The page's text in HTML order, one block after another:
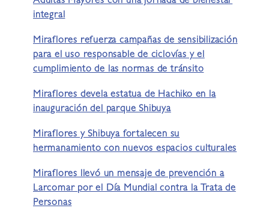
integral
Miraflores refuerza campañas de sensibilización
para el uso responsable de ciclovías y el
cumplimiento de las normas de tránsito
Miraflores devela estatua de Hachiko en la
inauguración del parque Shibuya
Miraflores y Shibuya fortalecen su
hermanamiento con nuevos espacios culturales
Miraflores llevó un mensaje de prevención a
Larcomar por el Día Mundial contra la Trata de
Personas